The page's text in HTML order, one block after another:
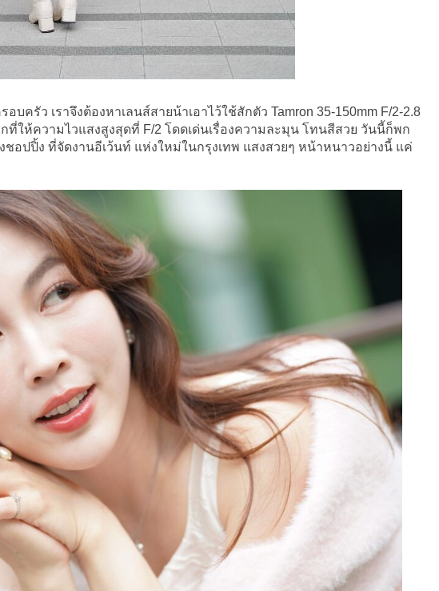
ครัว เราจึงต้องหาเลนส์สายน้าเอาไว้ใช้สักตัว Tamron 35-150mm F/2-2.8
กที่ให้ความไวแสงสูงสุดที่ F/2 โดดเด่นเรื่องความละมุน โทนสีสวย วันนี้ก็พก
ชอปปิ้ง ที่จัดงานอีเว้นท์ แห่งใหม่ในกรุงเทพ แสงสวยๆ หน้าหนาวอย่างนี้ แค่